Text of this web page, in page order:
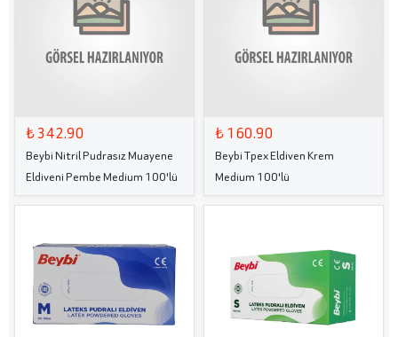
₺ 342.90
Beybi Nitril Pudrasız Muayene
Eldiveni Pembe Medium 100'lü
₺ 160.90
Beybi Tpex Eldiven Krem
Medium 100'lü